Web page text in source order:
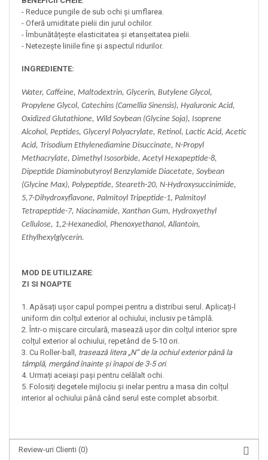
- Reduce pungile de sub ochi și umflarea.
- Oferă umiditate pielii din jurul ochilor.
- Îmbunătățește elasticitatea și etanșeitatea pielii.
- Netezește liniile fine și aspectul ridurilor.
INGREDIENTE:
Water, Caffeine, Maltodextrin, Glycerin, Butylene Glycol,
Propylene Glycol, Catechins (Camellia Sinensis), Hyaluronic Acid,
Oxidized Glutathione, Wild Soybean (Glycine Soja), Isoprene
Alcohol, Peptides, Glyceryl Polyacrylate, Retinol, Lactic Acid, Acetic
Acid, Trisodium Ethylenediamine Disuccinate, N-Propyl
Methacrylate, Dimethyl Isosorbide, Acetyl Hexapeptide-8,
Dipeptide Diaminobutyroyl Benzylamide Diacetate, Soybean
(Glycine Max), Polypeptide, Steareth-20, N-Hydroxysuccinimide,
5,7-Dihydroxyflavone, Palmitoyl Tripeptide-1, Palmitoyl
Tetrapeptide-7, Niacinamide, Xanthan Gum, Hydroxyethyl
Cellulose, 1,2-Hexanediol, Phenoxyethanol, Allantoin,
Ethylhexylglycerin.
MOD DE UTILIZARE:
ZI SI NOAPTE
1. Apăsați ușor capul pompei pentru a distribui serul. Aplicați-l
uniform din colțul exterior al ochiului, inclusiv pe tâmplă.
2. Într-o mișcare circulară, masează ușor din colțul interior spre
colțul exterior al ochiului, repetând de 5-10 ori.
3. Cu Roller-ball, trasează litera „N” de la ochiul exterior până la
tâmplă, mergând înainte și înapoi de 3-5 ori.
4. Urmați aceiași pași pentru celălalt ochi.
5. Folosiți degetele mijlociu și inelar pentru a masa din colțul
interior al ochiului până când serul este complet absorbit.
Review-uri Clienti (0)